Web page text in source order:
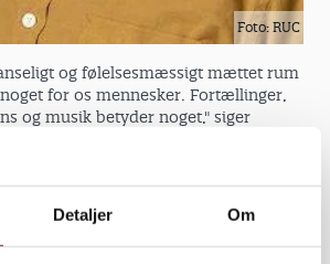
Detaljer Om
Foto: RUC
og følelsesmæssigt mættet rum
for os mennesker. Fortællinger,
og musik betyder noget," siger
smitter af på børnene,”
om, at man nødvendigvis selv